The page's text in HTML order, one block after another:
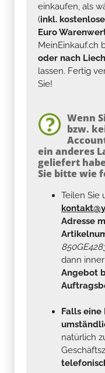
einkaufen, als
(inkl.
Euro
MeinEinkauf.ch
oder nach
lassen. Fertig
Sie!
Wenn
bzw.
ein anderes
geliefert
Sie bitte wie
Teilen Sie
Adresse
dann
Angebot
Falls
natürlich